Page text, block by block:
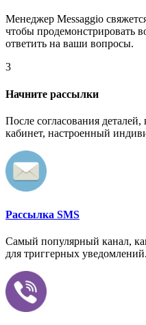
Менеджер Messaggio
чтобы продемонстрировать
ответить на ваши вопросы.
3
Начните рассылки
После согласования
кабинет, настроенный
Рассылка SMS
Самый популярный канал,
для триггерных уведомлений.